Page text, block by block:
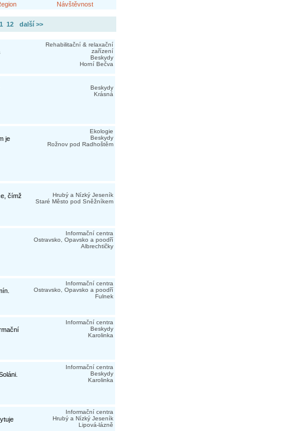
Návštěvnost
12 další >>
Rehabilitační & relaxační
zařízení
Beskydy
Horní Bečva
Beskydy
Krásná
je
Ekologie
Beskydy
Rožnov pod Radhoštěm
čímž
Hrubý a Nízký Jeseník
Staré Město pod Sněžníkem
Informační centra
Ostravsko, Opavsko a poodří
Albrechtičky
Informační centra
Ostravsko, Opavsko a poodří
Fulnek
Informační centra
Beskydy
Karolinka
Informační centra
Beskydy
Karolinka
Informační centra
Hrubý a Nízký Jeseník
Lipová-lázně